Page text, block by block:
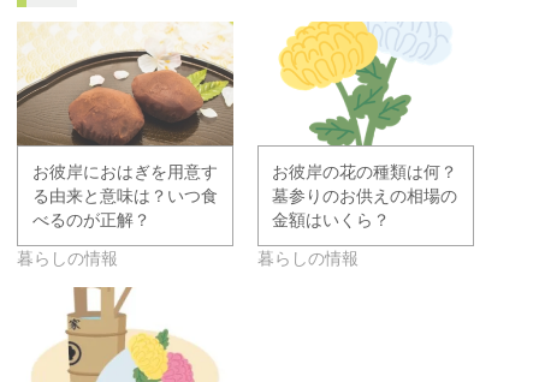
お彼岸におはぎを用意す
る由来と意味は？いつ食
べるのが正解？
暮らしの情報
お彼岸の花の種類は何？
墓参りのお供えの相場の
金額はいくら？
暮らしの情報